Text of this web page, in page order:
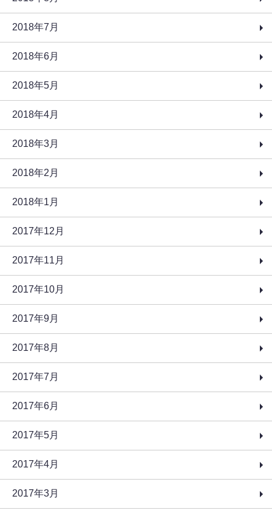
2018年7月
2018年6月
2018年5月
2018年4月
2018年3月
2018年2月
2018年1月
2017年12月
2017年11月
2017年10月
2017年9月
2017年8月
2017年7月
2017年6月
2017年5月
2017年4月
2017年3月